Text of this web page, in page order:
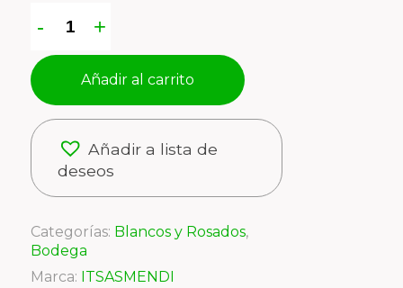
Añadir al carrito
Añadir a lista de
deseos
Categorías: Blancos y Rosados,
Bodega
Marca: ITSASMENDI